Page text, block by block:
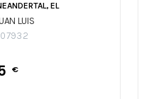
EL
LUIS
€